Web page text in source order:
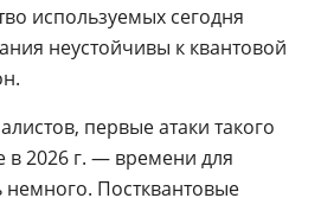
используемых сегодня
неустойчивы к квантовой
первые атаки такого
в 2026 г. — времени для
немного. Постквантовые